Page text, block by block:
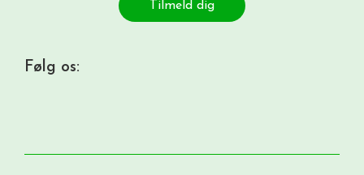
Tilmeld dig
Følg os: